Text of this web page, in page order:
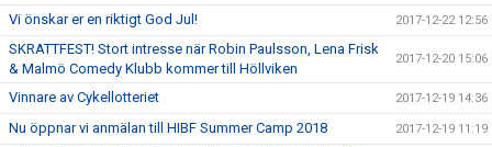
Vi önskar er en riktigt God Jul! 2017-12-22 12:56
SKRATTFEST! Stort intresse när Robin Paulsson, Lena Frisk
& Malmö Comedy Klubb kommer till Höllviken
2017-12-20 15:06
Vinnare av Cykellotteriet 2017-12-19 14:36
Nu öppnar vi anmälan till HIBF Summer Camp 2018 2017-12-19 11:19